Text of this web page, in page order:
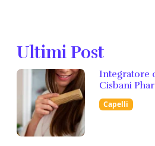
Ultimi Post
Integratore
Cisbani
Capelli